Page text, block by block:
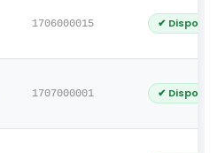
1706000015 ✔
1707000001 ✔